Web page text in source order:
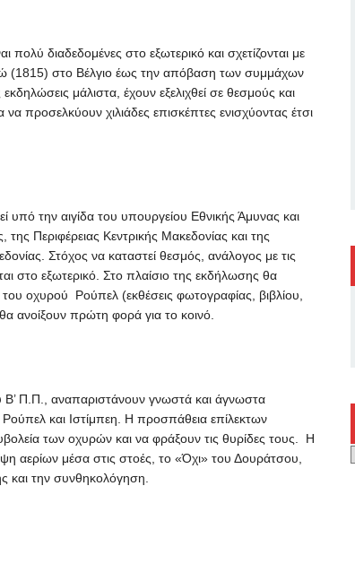
πολύ διαδεδομένες στο εξωτερικό και σχετίζονται με
(1815) στο Βέλγιο έως την απόβαση των συμμάχων
μάλιστα, έχουν εξελιχθεί σε θεσμούς και
προσελκύουν χιλιάδες επισκέπτες ενισχύοντας έτσι
την αιγίδα του υπουργείου Εθνικής Άμυνας και
Περιφέρειας Κεντρικής Μακεδονίας και της
Στόχος να καταστεί θεσμός, ανάλογος με τις
στο εξωτερικό. Στο πλαίσιο της εκδήλωσης θα
οχυρού Ρούπελ (εκθέσεις φωτογραφίας, βιβλίου,
ανοίξουν πρώτη φορά για το κοινό.
Π.Π., αναπαριστάνουν γνωστά και άγνωστα
και Ιστίμπεη. Η προσπάθεια επίλεκτων
των οχυρών και να φράξουν τις θυρίδες τους. Η
αερίων μέσα στις στοές, το «Όχι» του Δουράτσου,
και την συνθηκολόγηση.